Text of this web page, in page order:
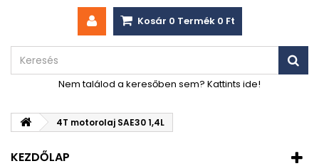
Kosár 0 Termék 0 Ft‎
Nem találod a keresőben sem? Kattints ide!
4T motorolaj SAE30 1,4L
KEZDŐLAP